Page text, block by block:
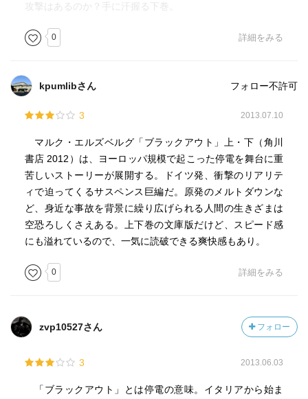
攻撃はあるのか？手に汗握る下巻。
0 詳細をみる
kpumlibさん フォロー不許可
3 2013.07.10
マルク・エルズベルグ「ブラックアウト」上・下（角川
書店 2012）は、ヨーロッパ規模で起こった停電を舞台に重
苦しいストーリーが展開する。ドイツ発、衝撃のリアリテ
ィで迫ってくるサスペンス巨編だ。原発のメルトダウンな
ど、身近な事故を背景に繰り広げられる人間の生きざまは
空恐ろしくさえある。上下巻の文庫版だけど、スピード感
にも溢れているので、一気に読破できる爽快感もあり。
0 詳細をみる
zvp10527さん フォロー
3 2013.06.03
「ブラックアウト」とは停電の意味。イタリアから始ま